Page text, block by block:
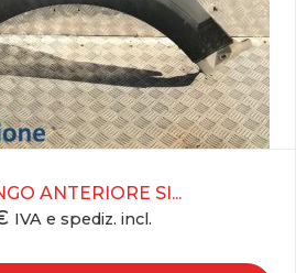
ANTERIORE SI...
IVA e spediz. incl.